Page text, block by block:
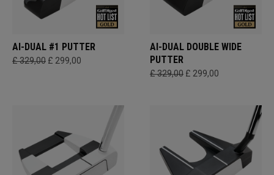
AI-DUAL #1 PUTTER
£ 329,00 £ 299,00
AI-DUAL DOUBLE WIDE
PUTTER
£ 329,00 £ 299,00